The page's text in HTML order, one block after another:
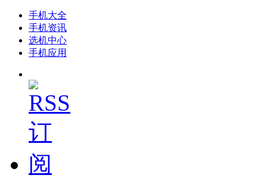
手机大全
手机资讯
选机中心
手机应用